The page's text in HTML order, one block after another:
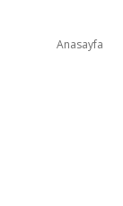
Anasayfa